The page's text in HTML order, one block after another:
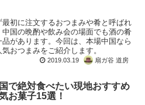
初に注文するおつまみや肴と呼ばれ
国の晩酌や飲み会の場面でも酒の肴
があります。今回は、本場中国なら
おつまみをご紹介します。
2019.03.19 扇ガ谷 道房
で絶対食べたい現地おすすめ
お菓子15選！